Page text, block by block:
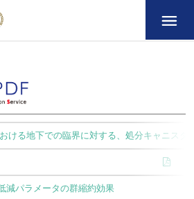
ける地下での臨界に対する、処分キャニス
減パラメータの群縮約効果